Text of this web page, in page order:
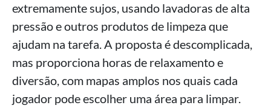
extremamente sujos, usando lavadoras de alta
pressão e outros produtos de limpeza que
ajudam na tarefa. A proposta é descomplicada,
mas proporciona horas de relaxamento e
diversão, com mapas amplos nos quais cada
jogador pode escolher uma área para limpar.